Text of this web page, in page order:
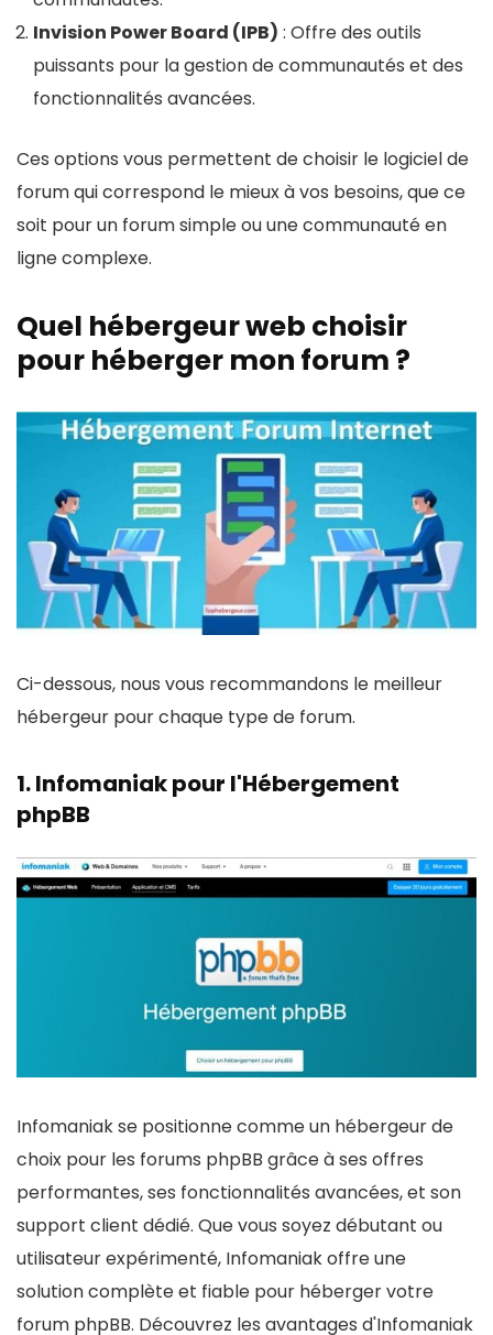
données, le plan le plus économique pourrait ne
pas suffire pour les projets nécessitant une
utilisation intensive de bases de données.
WordPress Installer / Mises à jour
Bases de données illimitées
LSCache inclus
Garantie de remboursement de 30 jours
CONTRE:
N'offre pas d'hébergement Windows
Invision Power Board (IPB) : Offre des outils
puissants pour la gestion de communautés et des
fonctionnalités avancées.
Ces options vous permettent de choisir le logiciel de
forum qui correspond le mieux à vos besoins, que ce
soit pour un forum simple ou une communauté en
ligne complexe.
Quel hébergeur web choisir
pour héberger mon forum ?
Ci-dessous, nous vous recommandons le meilleur
hébergeur pour chaque type de forum.
1.Infomaniakpour l'Hébergement
phpBB
Infomaniak se positionne comme un hébergeur de
choix pour les forums phpBB grâce à ses offres
performantes, ses fonctionnalités avancées, et son
support client dédié. Que vous soyez débutant ou
utilisateur expérimenté, Infomaniak offre une
solution complète et fiable pour héberger votre
forum phpBB. Découvrez les avantages d'Infomaniak